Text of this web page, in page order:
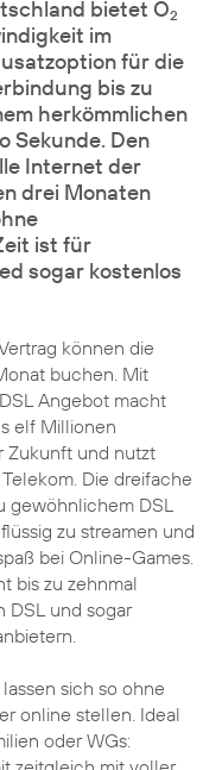
bietet O2
im
für die
bis zu
herkömmlichen
Sekunde. Den
Internet der
drei Monaten
ist für
sogar kostenlos
können die
buchen. Mit
Angebot macht
elf Millionen
Zukunft und nutzt
Die dreifache
gewöhnlichem DSL
zu streamen und
bei Online-Games.
bis zu zehnmal
DSL und sogar
sich so ohne
online stellen. Ideal
oder WGs: